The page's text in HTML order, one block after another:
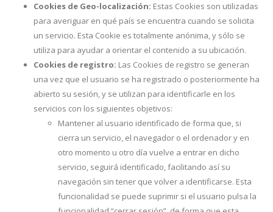
Cookies de Geo-localización: Estas Cookies son utilizadas
para averiguar en qué país se encuentra cuando se solicita
un servicio. Esta Cookie es totalmente anónima, y sólo se
utiliza para ayudar a orientar el contenido a su ubicación.
Cookies de registro: Las Cookies de registro se generan
una vez que el usuario se ha registrado o posteriormente ha
abierto su sesión, y se utilizan para identificarle en los
servicios con los siguientes objetivos:
Mantener al usuario identificado de forma que, si
cierra un servicio, el navegador o el ordenador y en
otro momento u otro día vuelve a entrar en dicho
servicio, seguirá identificado, facilitando así su
navegación sin tener que volver a identificarse. Esta
funcionalidad se puede suprimir si el usuario pulsa la